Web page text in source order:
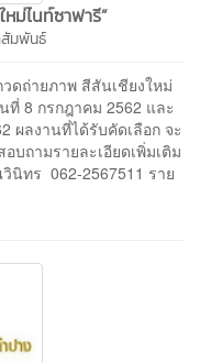
ม่ไนท์ซาฟารี”
สัมพันธ์
ดถ่ายภาพ สีสันเชียงใหม่
8 กรกฎาคม 2562 และ
ผลงานที่ได้รับคัดเลือก จะ
บถามรายละเอียดเพิ่มเติม
นิทร 062-2567511 ราย